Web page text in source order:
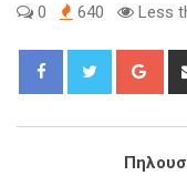
0 640 Less